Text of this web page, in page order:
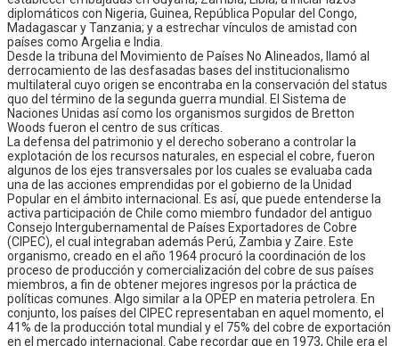
diplomáticos con Nigeria, Guinea, República Popular del Congo,
Madagascar y Tanzania; y a estrechar vínculos de amistad con
países como Argelia e India.
Desde la tribuna del Movimiento de Países No Alineados, llamó al
derrocamiento de las desfasadas bases del institucionalismo
multilateral cuyo origen se encontraba en la conservación del status
quo del término de la segunda guerra mundial. El Sistema de
Naciones Unidas así como los organismos surgidos de Bretton
Woods fueron el centro de sus críticas.
La defensa del patrimonio y el derecho soberano a controlar la
explotación de los recursos naturales, en especial el cobre, fueron
algunos de los ejes transversales por los cuales se evaluaba cada
una de las acciones emprendidas por el gobierno de la Unidad
Popular en el ámbito internacional. Es así, que puede entenderse la
activa participación de Chile como miembro fundador del antiguo
Consejo Intergubernamental de Países Exportadores de Cobre
(CIPEC), el cual integraban además Perú, Zambia y Zaire. Este
organismo, creado en el año 1964 procuró la coordinación de los
proceso de producción y comercialización del cobre de sus países
miembros, a fin de obtener mejores ingresos por la práctica de
políticas comunes. Algo similar a la OPEP en materia petrolera. En
conjunto, los países del CIPEC representaban en aquel momento, el
41% de la producción total mundial y el 75% del cobre de exportación
en el mercado internacional. Cabe recordar que en 1973, Chile era el